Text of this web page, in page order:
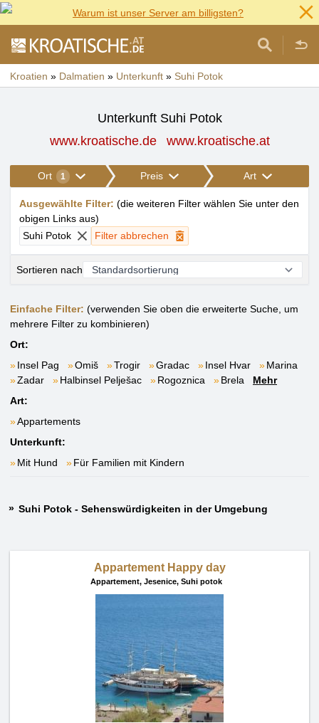
Warum ist unser Server am billigsten?
Kroatien » Dalmatien » Unterkunft » Suhi Potok
Unterkunft Suhi Potok
www.kroatische.de
www.kroatische.at
Ort 1 Preis Art
Ausgewählte Filter: (die weiteren Filter wählen Sie unter den
obigen Links aus)
Suhi Potok
Filter abbrechen
Sortieren nach
Einfache Filter: (verwenden Sie oben die erweiterte Suche, um
mehrere Filter zu kombinieren)
Ort:
Insel Pag
Omiš Trogir Gradac Insel Hvar
Marina
Zadar
Halbinsel Pelješac Rogoznica Brela
Mehr
Art:
Appartements
Unterkunft:
Mit Hund
Für Familien mit Kindern
Suhi Potok - Sehenswürdigkeiten in der Umgebung
Appartement Happy day
Appartement, Jesenice, Suhi potok